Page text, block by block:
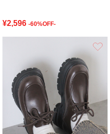
¥2,596 -60%OFF-